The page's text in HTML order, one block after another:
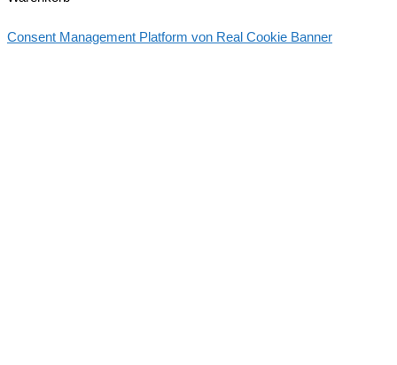
Consent Management Platform von Real Cookie Banner